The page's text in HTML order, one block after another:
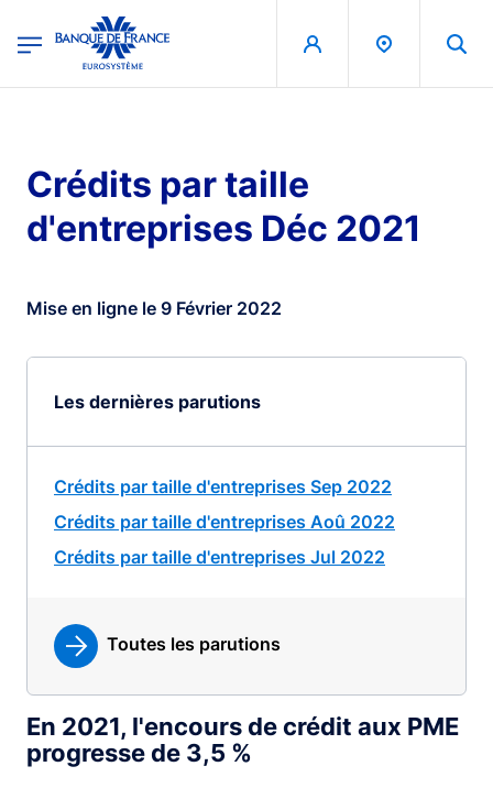
Banque de France - Menu Principal
Crédits par taille
d'entreprises Déc 2021
Mise en ligne le 9 Février 2022
Les dernières parutions
Crédits par taille d'entreprises Sep 2022
Crédits par taille d'entreprises Aoû 2022
Crédits par taille d'entreprises Jul 2022
Toutes les parutions
En 2021, l'encours de crédit aux PME
progresse de 3,5 %